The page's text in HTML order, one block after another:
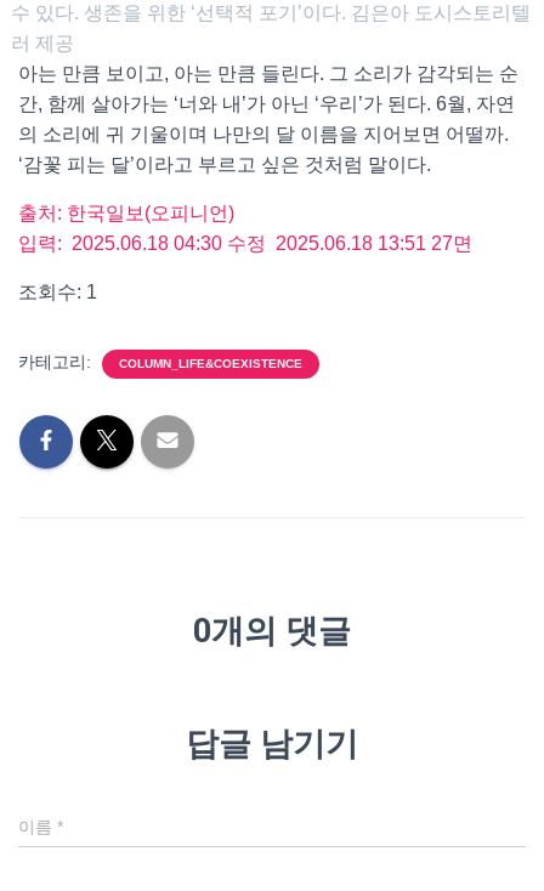
수 있다. 생존을 위한 ‘선택적 포기’이다. 김은아 도시스토리텔
러 제공
아는 만큼 보이고, 아는 만큼 들린다. 그 소리가 감각되는 순
간, 함께 살아가는 ‘너와 내’가 아닌 ‘우리’가 된다. 6월, 자연
의 소리에 귀 기울이며 나만의 달 이름을 지어보면 어떨까.
‘감꽃 피는 달’이라고 부르고 싶은 것처럼 말이다.
출처: 한국일보(오피니언)
입력: 2025.06.18 04:30 수정 2025.06.18 13:51 27면
조회수: 1
카테고리: COLUMN_LIFE&COEXISTENCE
0개의 댓글
답글 남기기
이름 *